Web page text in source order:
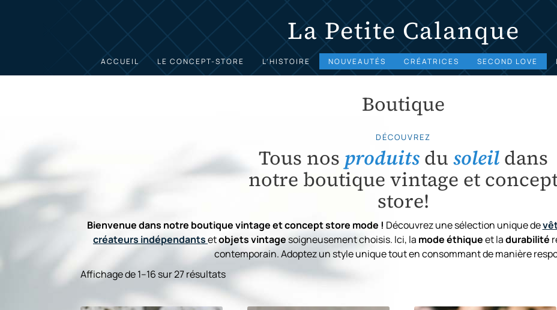
La Petite Calanque
ACCUEIL LE CONCEPT-STORE L’HISTOIRE NOUVEAUTÉS CRÉATRICES SECOND LOVE
Boutique
DÉCOUVREZ
Tous nos produits du soleil dans
notre boutique vintage et
store!
Bienvenue dans notre boutique vintage et concept store mode ! Découvrez une sélection unique de
créateurs indépendantsetobjets vintagesoigneusement choisis. Ici, la mode éthiqueet ladurabilité
contemporain. Adoptez un style unique tout en consommant de manière
Affichage de 1–16 sur 27 résultats